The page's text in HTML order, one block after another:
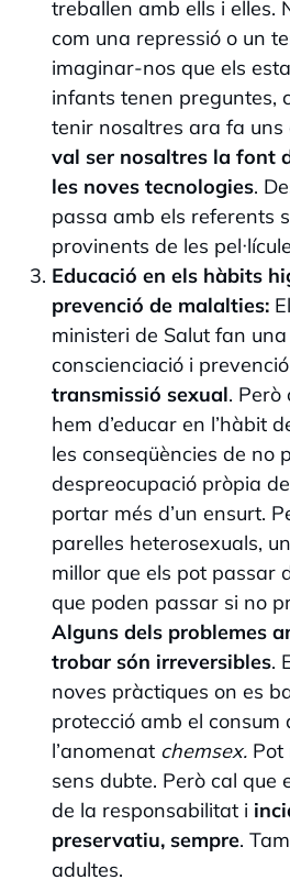
treballen amb ells i elles.
com una repressió o un
imaginar-nos que els
infants tenen preguntes,
tenir nosaltres ara fa uns
val ser nosaltres la font
les noves tecnologies.
passa amb els referents
provinents de les
Educació en els hàbits
prevenció de malalties:
ministeri de Salut fan
conscienciació i
transmissió sexual. Però
hem d’educar en l’hàbit
les conseqüències de no
despreocupació pròpia
portar més d’un ensurt.
parelles heterosexuals,
millor que els pot passar
que poden passar si no
Alguns dels problemes
trobar són irreversibles.
noves pràctiques on es
protecció amb el consum
l’anomenat chemsex. Pot
sens dubte. Però cal que
de la responsabilitat i
preservatiu, sempre.
adultes.